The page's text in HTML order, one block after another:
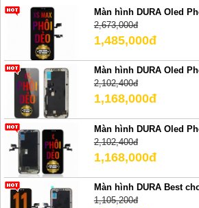
Màn hình DURA Oled
2,673,000đ
1,485,000đ
Màn hình DURA Oled
2,102,400đ
1,168,000đ
Màn hình DURA Oled
2,102,400đ
1,168,000đ
Màn hình DURA Best
1,105,200đ